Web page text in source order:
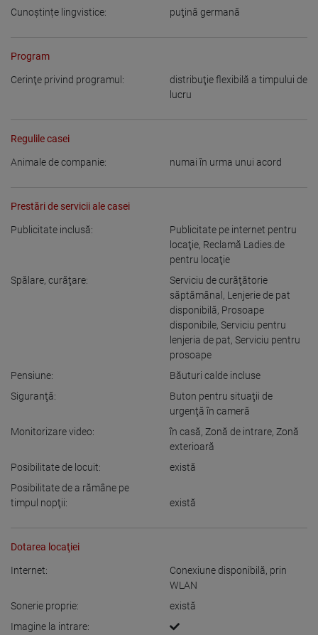
Cunoștințe lingvistice:
puţină germană
Program
Cerinţe privind programul:
distribuţie flexibilă a timpului de
lucru
Regulile casei
Animale de companie: numai în urma unui acord
Prestări de servicii ale casei
Publicitate inclusă:
Publicitate pe internet pentru
locaţie, Reclamă Ladies.de
pentru locaţie
Spălare, curăţare:
Serviciu de curăţătorie
săptămânal , Lenjerie de pat
disponibilă, Prosoape
disponibile, Serviciu pentru
lenjeria de pat, Serviciu pentru
prosoape
Pensiune:
Băuturi calde incluse
Siguranţă:
Buton pentru situaţii de
urgenţă în cameră
Monitorizare video:
în casă, Zonă de intrare, Zonă
exterioară
Posibilitate de locuit:
există
Posibilitate de a rămâne pe
timpul nopţii:
există
Dotarea locaţiei
Internet: Conexiune disponibilă, prin
WLAN
Sonerie proprie:
există
Imagine la intrare: